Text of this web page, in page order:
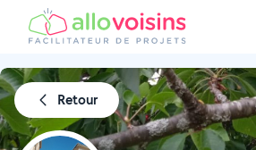
Retour